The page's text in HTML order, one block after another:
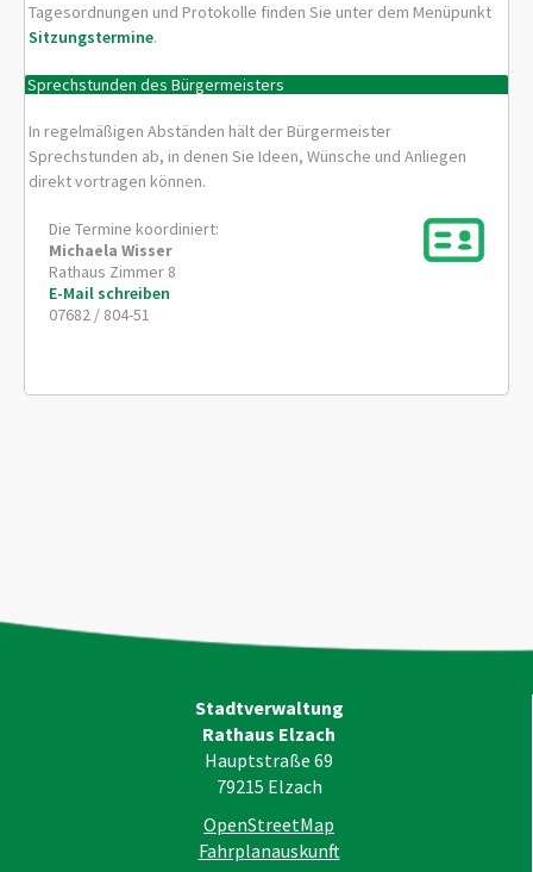
Tagesordnungen und Protokolle finden Sie unter dem Menüpunkt
Sitzungstermine.
Sprechstunden des Bürgermeisters
In regelmäßigen Abständen hält der Bürgermeister
Sprechstunden ab, in denen Sie Ideen, Wünsche und Anliegen
direkt vortragen können.
Die Termine koordiniert:
Michaela Wisser
Rathaus Zimmer 8
E-Mail schreiben
07682 / 804-51
Stadtverwaltung
Rathaus Elzach
Hauptstraße 69
79215 Elzach
OpenStreetMap
Fahrplanauskunft